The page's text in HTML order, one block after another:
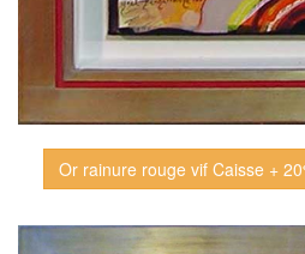
Or rainure rouge